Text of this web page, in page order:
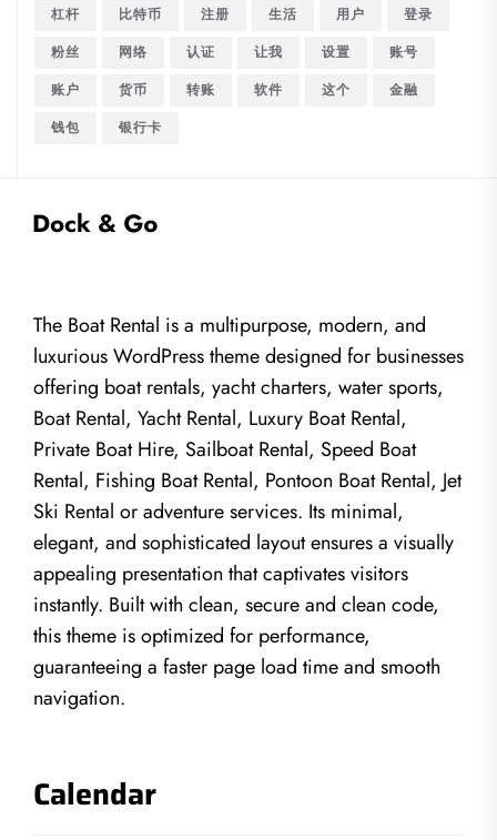
杠杆
比特币 注册 生活 用户
登录
粉丝
网络 认证 让我 设置
账号
账户
货币 转账 软件 这个
金融
钱包
银行卡
The Boat Rental is a multipurpose, modern, and
luxurious WordPress theme designed for businesses
offering boat rentals, yacht charters, water sports,
Boat Rental, Yacht Rental, Luxury Boat Rental,
Private Boat Hire, Sailboat Rental, Speed Boat
Rental, Fishing Boat Rental, Pontoon Boat Rental, Jet
Ski Rental or adventure services. Its minimal,
elegant, and sophisticated layout ensures a visually
appealing presentation that captivates visitors
instantly. Built with clean, secure and clean code,
this theme is optimized for performance,
guaranteeing a faster page load time and smooth
navigation.
Calendar